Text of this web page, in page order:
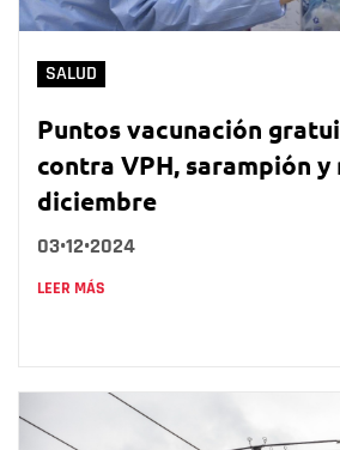
SALUD
Puntos vacunación
contra VPH, sarampión y
diciembre
03•12•2024
LEER MÁS